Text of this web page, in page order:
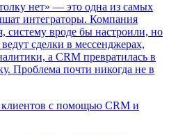
нет» — это одна из самых
интеграторы. Компания
систему вроде бы настроили, но
сделки в мессенджерах,
а CRM превратилась в
Проблема почти никогда не в